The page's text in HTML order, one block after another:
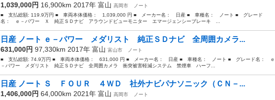
1,039,000円 16,900km 2017年 富山 高岡市
ノート
■ 支払総額: 119.9万円 ■ 車両本体価格： 1,039,000 円 ■ メーカー名： 日産 ■ 車種名： ノート ■ グレード
名： ｅ－パワー Ｘ 純正ＳＤナビ アラウンドビューモニター エマージェンシーブレーキ ...
日産 ノート ｅ－パワー メダリスト 純正ＳＤナビ 全周囲カメラ...
631,000円 97,330km 2017年 富山 富山市
ノート
■ 支払総額: 74.9万円 ■ 車両本体価格： 631,000 円 ■ メーカー名： 日産 ■ 車種名： ノート ■ グレード名： ｅ
－パワー メダリスト 純正ＳＤナビ 全周囲カメラ 衝突被害軽減システム 禁煙車 ハーフ...
日産 ノート Ｓ ＦＯＵＲ ４ＷＤ 社外ナビパナソニック（ＣＮ－...
1,406,000円 64,000km 2021年 富山 高岡市
ノート